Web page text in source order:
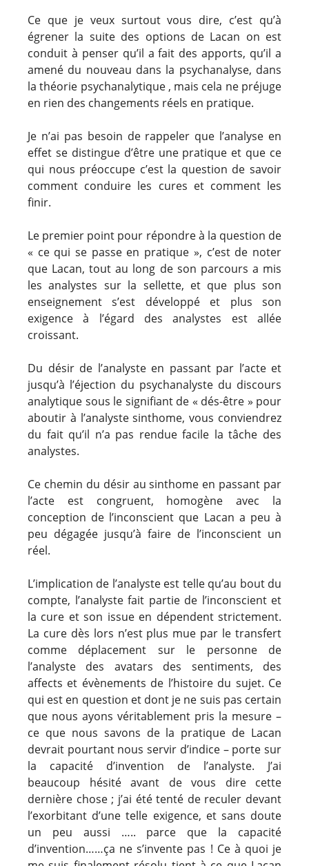
Ce que je veux surtout vous dire, c’est qu’à
égrener la suite des options de Lacan on est
conduit à penser qu’il a fait des apports, qu’il a
amené du nouveau dans la psychanalyse, dans
la théorie psychanalytique , mais cela ne préjuge
en rien des changements réels en pratique.
Je n’ai pas besoin de rappeler que l’analyse en
effet se distingue d’être une pratique et que ce
qui nous préoccupe c’est la question de savoir
comment conduire les cures et comment les
finir.
Le premier point pour répondre à la question de
« ce qui se passe en pratique », c’est de noter
que Lacan, tout au long de son parcours a mis
les analystes sur la sellette, et que plus son
enseignement s’est développé et plus son
exigence à l’égard des analystes est allée
croissant.
Du désir de l’analyste en passant par l’acte et
jusqu’à l’éjection du psychanalyste du discours
analytique sous le signifiant de « dés-être » pour
aboutir à l’analyste sinthome, vous conviendrez
du fait qu’il n’a pas rendue facile la tâche des
analystes.
Ce chemin du désir au sinthome en passant par
l’acte est congruent, homogène avec la
conception de l’inconscient que Lacan a peu à
peu dégagée jusqu’à faire de l’inconscient un
réel.
L’implication de l’analyste est telle qu’au bout du
compte, l’analyste fait partie de l’inconscient et
la cure et son issue en dépendent strictement.
La cure dès lors n’est plus mue par le transfert
comme déplacement sur le personne de
l’analyste des avatars des sentiments, des
affects et évènements de l’histoire du sujet. Ce
qui est en question et dont je ne suis pas certain
que nous ayons véritablement pris la mesure –
ce que nous savons de la pratique de Lacan
devrait pourtant nous servir d’indice – porte sur
la capacité d’invention de l’analyste. J’ai
beaucoup hésité avant de vous dire cette
dernière chose ; j’ai été tenté de reculer devant
l’exorbitant d’une telle exigence, et sans doute
un peu aussi ….. parce que la capacité
d’invention……ça ne s’invente pas ! Ce à quoi je